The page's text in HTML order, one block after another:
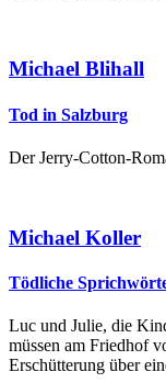
Michael Blihall
Tod in Salzburg
Der Jerry-Cotton-
Michael Koller
Tödliche
Luc und Julie, die
müssen am Friedhof
Erschütterung über